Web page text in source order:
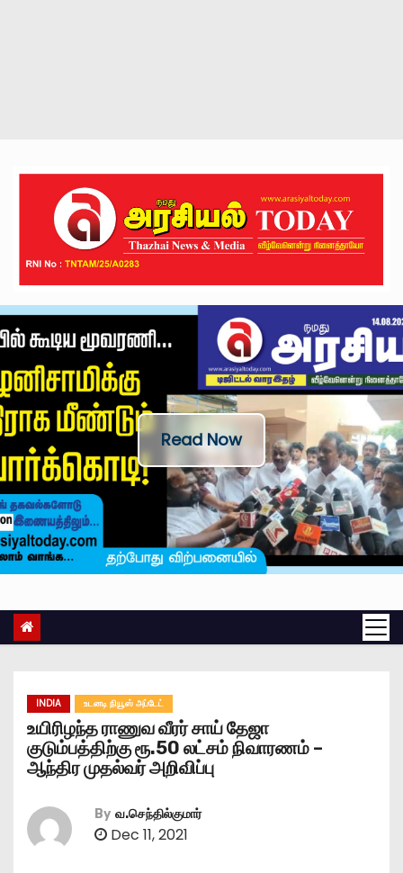
Read Now
INDIA உடனடி நியூஸ் அப்டேட்
உயிரிழந்த ராணுவ வீரர் சாய் தேஜா
குடும்பத்திற்கு ரூ.50 லட்சம் நிவாரணம் –
ஆந்திர முதல்வர் அறிவிப்பு
By வ.செந்தில்குமார்
Dec 11, 2021